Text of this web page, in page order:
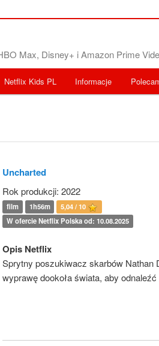
Max, Disney+ i Amazon Prime
Informacje
Netflix Kids PL
Uncharted
Rok produkcji: 2022
film 1h56m
5,04 / 10
W ofercie Netflix Polska od: 10.08.2025
Opis Netflix
Sprytny poszukiwacz skarbów Nathan
wyprawę dookoła świata, aby